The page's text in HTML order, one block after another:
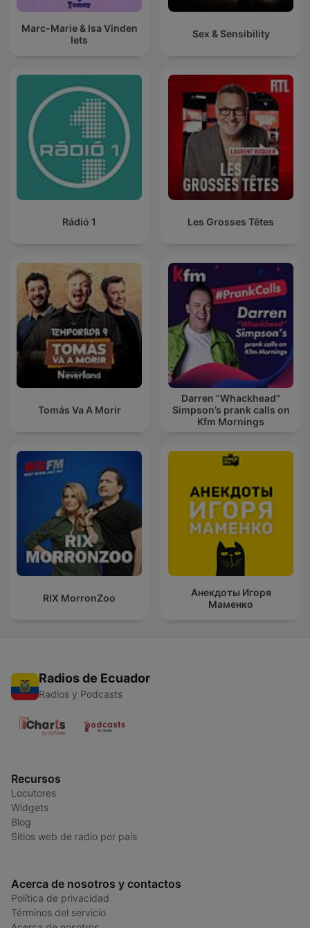
Marc-Marie & Isa Vinden
Iets
Sex & Sensibility
Rádió 1 Les Grosses Têtes
Tomás Va A Morir
Darren “Whackhead”
Simpson’s prank calls on
Kfm Mornings
RIX MorronZoo
Анекдоты Игоря
Маменко
Radios de Ecuador
Radios y Podcasts
Recursos
Locutores
Widgets
Blog
Sitios web de radio por país
Acerca de nosotros y contactos
Política de privacidad
Términos del servicio